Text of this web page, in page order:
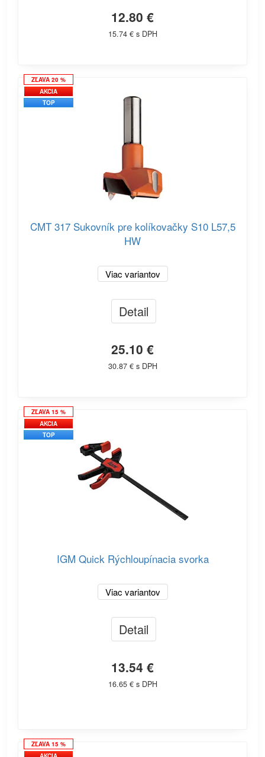
12.80 €
15.74 € s DPH
ZĽAVA 20 %
AKCIA
TOP
CMT 317 Sukovník pre kolíkovačky S10 L57,5
HW
Viac variantov
Detail
25.10 €
30.87 € s DPH
ZĽAVA 15 %
AKCIA
TOP
IGM Quick Rýchloupínacia svorka
Viac variantov
Detail
13.54 €
16.65 € s DPH
ZĽAVA 15 %